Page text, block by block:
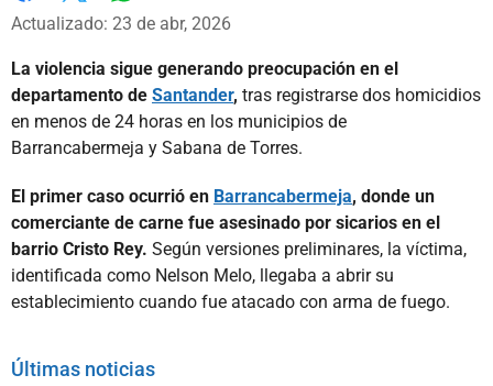
Facebook
X
Actualizado: 23 de abr, 2026
La violencia sigue generando preocupación en el
departamento de Santander, tras registrarse dos homicidios
en menos de 24 horas en los municipios de
Barrancabermeja y Sabana de Torres.
El primer caso ocurrió en Barrancabermeja, donde un
comerciante de carne fue asesinado por sicarios en el
barrio Cristo Rey. Según versiones preliminares, la víctima,
identificada como Nelson Melo, llegaba a abrir su
establecimiento cuando fue atacado con arma de fuego.
Últimas noticias